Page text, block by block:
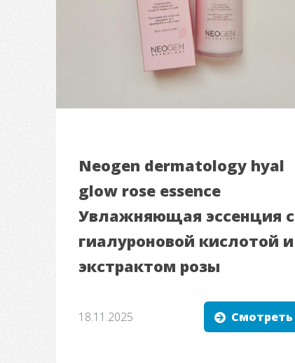
Neogen dermatology hyal
glow rose essence
Увлажняющая эссенция с
гиалуроновой кислотой и
экстрактом розы
18.11.2025 Смотреть